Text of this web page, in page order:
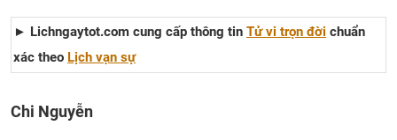
► Lichngaytot.com cung cấp thông tin Tử vi trọn đời chuẩn
xác theo Lịch vạn sự
Chi Nguyễn